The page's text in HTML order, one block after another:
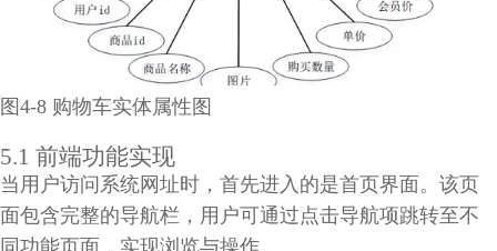
图4-8 购物车实体属性图
5.1 前端功能实现
当用户访问系统网址时，首先进入的是首页界面。该页
面包含完整的导航栏，用户可通过点击导航项跳转至不